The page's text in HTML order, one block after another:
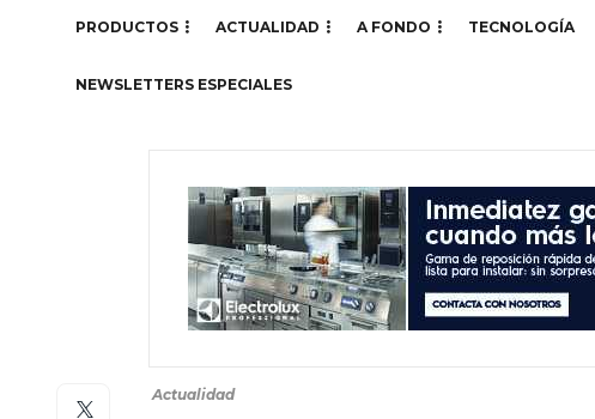
PRODUCTOS ACTUALIDAD A FONDO TECNOLOGÍA
NEWSLETTERS ESPECIALES
Actualidad